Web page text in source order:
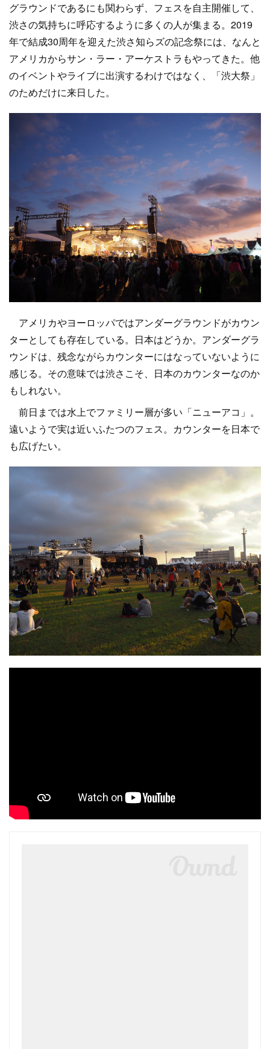
グラウンドであるにも関わらず、フェスを自主開催して、
渋さの気持ちに呼応するように多くの人が集まる。2019
年で結成30周年を迎えた渋さ知らズの記念祭には、なんと
アメリカからサン・ラー・アーケストラもやってきた。他
のイベントやライブに出演するわけではなく、「渋大祭」
のためだけに来日した。
アメリカやヨーロッパではアンダーグラウンドがカウン
ターとしても存在している。日本はどうか。アンダーグラ
ウンドは、残念ながらカウンターにはなっていないように
感じる。その意味では渋さこそ、日本のカウンターなのか
もしれない。
前日までは水上でファミリー層が多い「ニューアコ」。
遠いようで実は近いふたつのフェス。カウンターを日本で
も広げたい。